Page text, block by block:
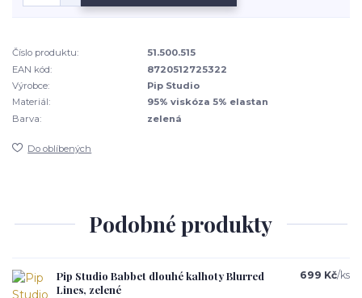
Číslo produktu:
51.500.515
EAN kód:
8720512725322
Výrobce:
Pip Studio
Materiál:
95% viskóza 5% elastan
Barva:
zelená
Do oblíbených
Podobné produkty
Pip Studio Babbet dlouhé kalhoty Blurred
Lines, zelené
699 Kč/ks